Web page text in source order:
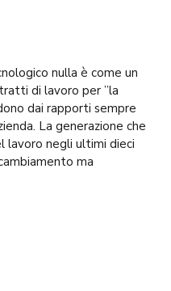
nulla è come un
di lavoro per ”la
dai rapporti sempre
La generazione che
lavoro negli ultimi dieci
ma